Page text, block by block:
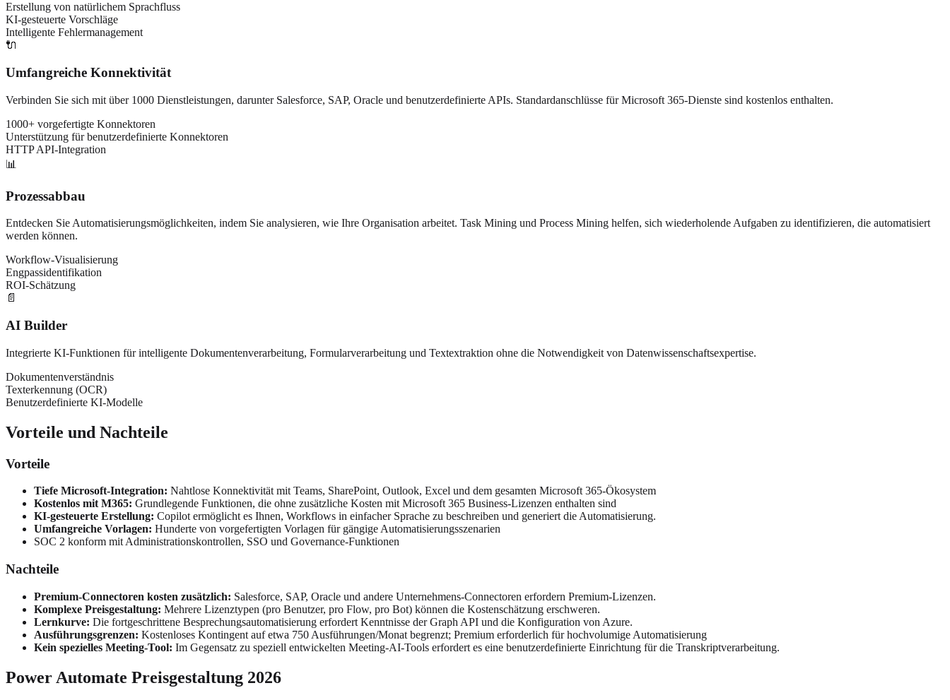
Erstellung von natürlichem Sprachfluss
KI-gesteuerte Vorschläge
Intelligente Fehlermanagement
🔌
Umfangreiche Konnektivität
Verbinden Sie sich mit über 1000 Dienstleistungen, darunter Salesforce, SAP, Oracle und benutzerdefinierte APIs. Standardanschlüsse für Microsoft 365-Dienste sind kostenlos enthalten.
1000+ vorgefertigte Konnektoren
Unterstützung für benutzerdefinierte Konnektoren
HTTP API-Integration
📊
Prozessabbau
Entdecken Sie Automatisierungsmöglichkeiten, indem Sie analysieren, wie Ihre Organisation arbeitet. Task Mining und Process Mining helfen, sich wiederholende Aufgaben zu identifizieren, die automatisiert
werden können.
Workflow-Visualisierung
Engpassidentifikation
ROI-Schätzung
📄
AI Builder
Integrierte KI-Funktionen für intelligente Dokumentenverarbeitung, Formularverarbeitung und Textextraktion ohne die Notwendigkeit von Datenwissenschaftsexpertise.
Dokumentenverständnis
Texterkennung (OCR)
Benutzerdefinierte KI-Modelle
Vorteile und Nachteile
Vorteile
Tiefe Microsoft-Integration: Nahtlose Konnektivität mit Teams, SharePoint, Outlook, Excel und dem gesamten Microsoft 365-Ökosystem
Kostenlos mit M365: Grundlegende Funktionen, die ohne zusätzliche Kosten mit Microsoft 365 Business-Lizenzen enthalten sind
KI-gesteuerte Erstellung: Copilot ermöglicht es Ihnen, Workflows in einfacher Sprache zu beschreiben und generiert die Automatisierung.
Umfangreiche Vorlagen: Hunderte von vorgefertigten Vorlagen für gängige Automatisierungsszenarien
SOC 2 konform mit Administrationskontrollen, SSO und Governance-Funktionen
Nachteile
Premium-Connectoren kosten zusätzlich: Salesforce, SAP, Oracle und andere Unternehmens-Connectoren erfordern Premium-Lizenzen.
Komplexe Preisgestaltung: Mehrere Lizenztypen (pro Benutzer, pro Flow, pro Bot) können die Kostenschätzung erschweren.
Lernkurve: Die fortgeschrittene Besprechungsautomatisierung erfordert Kenntnisse der Graph API und die Konfiguration von Azure.
Ausführungsgrenzen: Kostenloses Kontingent auf etwa 750 Ausführungen/Monat begrenzt; Premium erforderlich für hochvolumige Automatisierung
Kein spezielles Meeting-Tool: Im Gegensatz zu speziell entwickelten Meeting-AI-Tools erfordert es eine benutzerdefinierte Einrichtung für die Transkriptverarbeitung.
Power Automate Preisgestaltung 2026